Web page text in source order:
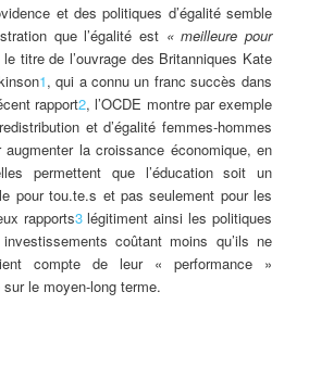
et des politiques d’égalité semble
que l’égalité est « meilleure pour
titre de l’ouvrage des Britanniques Kate
1, qui a connu un franc succès dans
rapport2, l’OCDE montre par exemple
et d’égalité femmes-hommes
la croissance économique, en
permettent que l’éducation soit un
pour tou.te.s et pas seulement pour les
rapports3légitiment ainsi les politiques
coûtant moins qu’ils ne
compte de leur « performance »
le moyen-long terme.